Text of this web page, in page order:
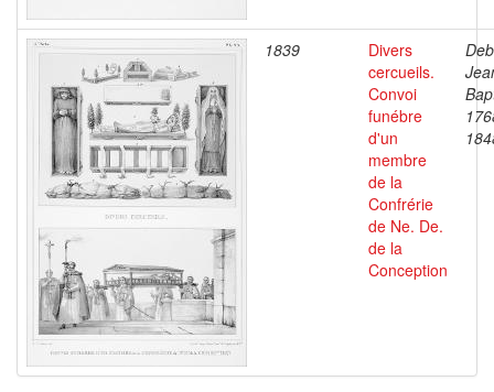
1839
Divers
cercueils.
Convoi
funébre
d'un
membre
de la
Confrérie
de Ne. De.
de la
Conception